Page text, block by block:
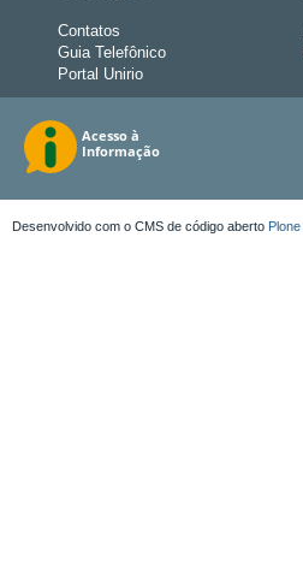
Contatos
Guia Telefônico
Portal Unirio
Desenvolvido com o CMS de código aberto Plone